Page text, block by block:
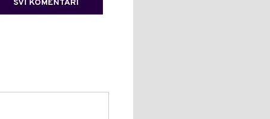
SVI KOMENTARI